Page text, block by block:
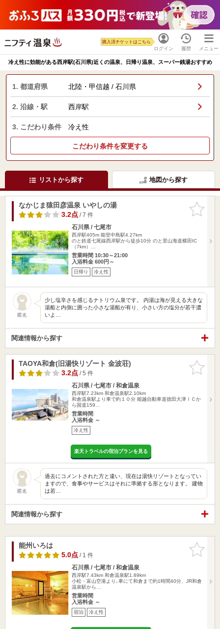
ログイン
購入済チケットはこちら
履歴 メニュー
冷え性に効能がある西岸駅(石川県)近くの温泉、日帰り温泉、スーパー銭湯おすすめ
1. 都道府県 北陸・甲信越 / 石川県
2. 沿線・駅 西岸駅
3. こだわり条件 冷え性
こだわり条件を変更する
リストから探す 地図から探す
お気に入
りに追加
なかじま猿田彦温泉 いやしの湯
3.2点/ 7 件
石川県 / 七尾市
西岸駅405m 能登中島駅4.27km
のと鉄道七尾線西岸駅から徒歩10分 のと里山海道横田IC
（7km）…
営業時間 10:30～21:00
入浴料金 600円～
日帰り 冷え性
匿名
少し塩辛さを感じるナトリウム泉です。 内湯は海が見える大きな
湯船と内側に囲った小さな湯船が有り、小さい方の塩分が若干濃
いよ…
関連情報から探す
お気に入
りに追加
TAOYA和倉(旧湯快リゾート 金波荘)
3.2点/ 5 件
石川県 / 七尾市 / 和倉温泉
西岸駅7.23km 和倉温泉駅2.10km
和倉温泉駅より車で約１０分 能越自動車道徳田大津ＩＣか
ら国道159…
営業時間
入浴料金 ～
冷え性
楽天トラベルの宿泊プランを見る
匿名
過去にコメントされた方と違い、現在は湯快リゾートとなってい
ますので、食事やサービスはそれに準拠する形となります。 建物
は若…
関連情報から探す
お気に入
りに追加
能州いろは
5.0点/ 1 件
石川県 / 七尾市 / 和倉温泉
西岸駅7.43km 和倉温泉駅1.89km
小松・富山空港より､車にて和倉まで約1時間40分、JR和倉
温泉駅から…
営業時間
入浴料金 ～
宿泊 冷え性